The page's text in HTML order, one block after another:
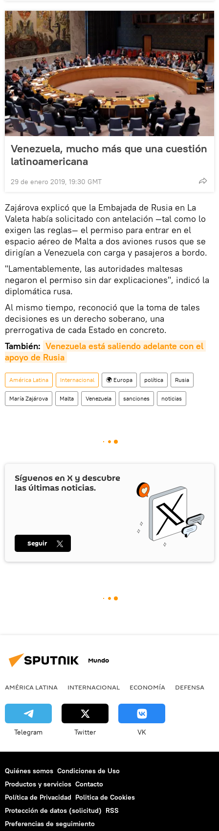
Venezuela, mucho más que una cuestión
latinoamericana
29 de enero 2019, 19:30 GMT
Zajárova explicó que la Embajada de Rusia en La
Valeta había solicitado con antelación —tal como lo
exigen las reglas— el permiso para entrar en el
espacio aéreo de Malta a dos aviones rusos que se
dirigían a Venezuela con carga y pasajeros a bordo.
"Lamentablemente, las autoridades maltesas
negaron el permiso sin dar explicaciones", indicó la
diplomática rusa.
Al mismo tiempo, reconoció que la toma de tales
decisiones es un derecho soberano, una
prerrogativa de cada Estado en concreto.
También: Venezuela está saliendo adelante con el
apoyo de Rusia
América Latina Internacional 🌍 Europa política Rusia
María Zajárova Malta Venezuela sanciones noticias
Síguenos en X y descubre
las últimas noticias.
Seguir
Mundo
AMÉRICA LATINA INTERNACIONAL ECONOMÍA DEFENSA
Telegram Twitter VK
Quiénes somos Condiciones de Uso
Productos y servicios Contacto
Política de Privacidad Politica de Cookies
Protección de datos (solicitud) RSS
Preferencias de seguimiento